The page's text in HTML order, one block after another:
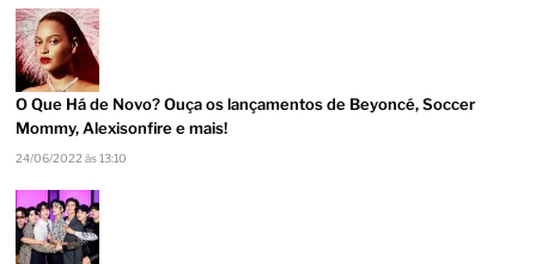
O Que Há de Novo? Ouça os lançamentos de Beyoncé, Soccer
Mommy, Alexisonfire e mais!
24/06/2022 às 13:10